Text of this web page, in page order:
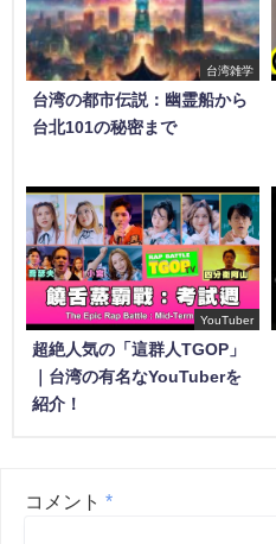
台湾雑学
台湾の都市伝説：幽霊船から
台北101の秘密まで
YouTuber
超絶人気の「這群人TGOP」
｜台湾の有名なYouTuberを
紹介！
コメント *